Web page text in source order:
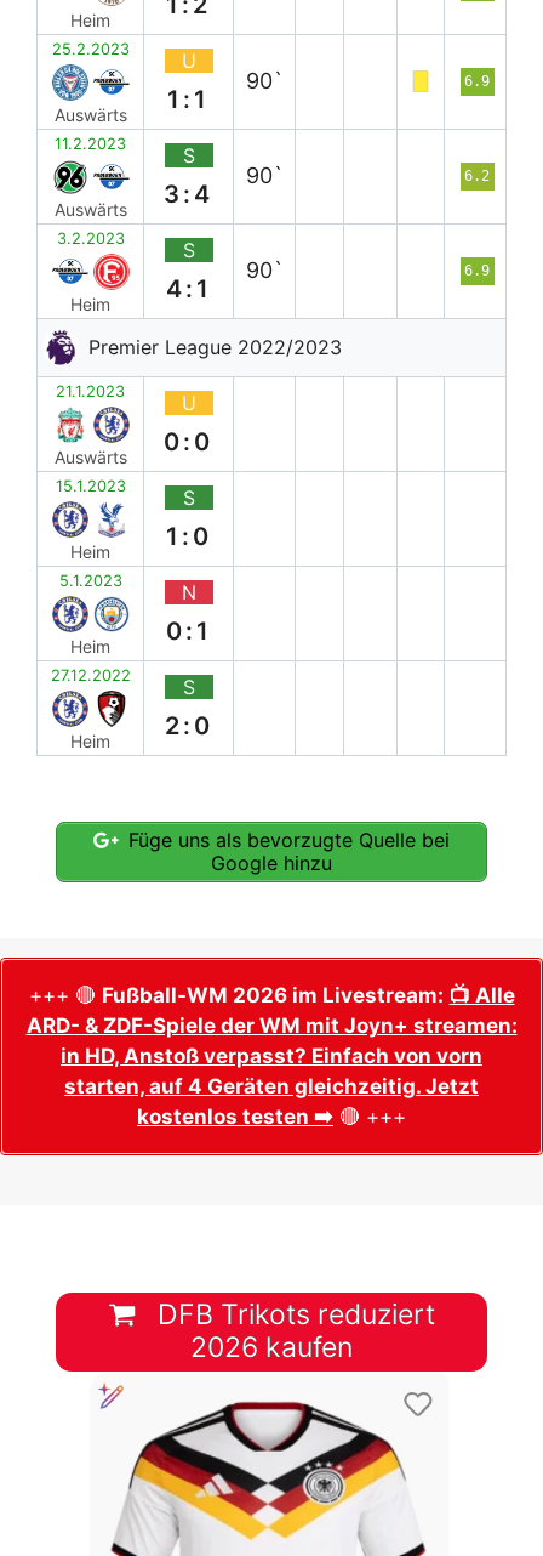
Heim
25.2.2023
Auswärts
U
1:1
90` 6.9
11.2.2023
Auswärts
S
3:4
90` 6.2
3.2.2023
Heim
S
4:1
90` 6.9
Premier League 2022/2023
21.1.2023
Auswärts
U
0:0
15.1.2023
Heim
S
1:0
5.1.2023
Heim
N
0:1
27.12.2022
Heim
S
2:0
Füge uns als bevorzugte Quelle bei
Google hinzu
+++ 🔴 Fußball-WM 2026 im Livestream: 📺 Alle
ARD- & ZDF-Spiele der WM mit Joyn+ streamen:
in HD, Anstoß verpasst? Einfach von vorn
starten, auf 4 Geräten gleichzeitig. Jetzt
kostenlos testen ➡️ 🔴 +++
DFB Trikots reduziert
2026 kaufen